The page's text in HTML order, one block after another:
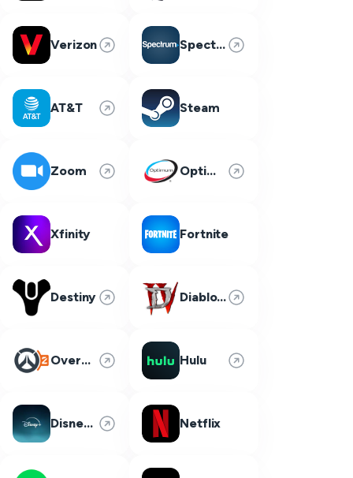
Verizon Spectrum
AT&T Steam
Zoom Optimum
Xfinity Fortnite
Destiny Diablo 4
Overwatch 2 Hulu
Disney Plus Netflix